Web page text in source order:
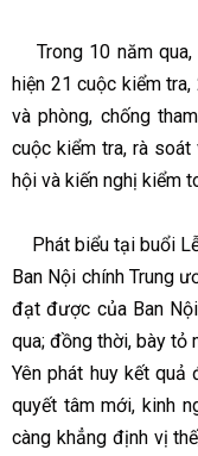
Trong 10 năm qua,
hiện 21 cuộc kiểm
và phòng, chống
cuộc kiểm tra, rà
hội và kiến nghị kiểm
Phát biểu tại buổi
Ban Nội chính Trung
đạt được của Ban
qua; đồng thời, bày tỏ
Yên phát huy kết
quyết tâm mới, kinh
càng khẳng định vị